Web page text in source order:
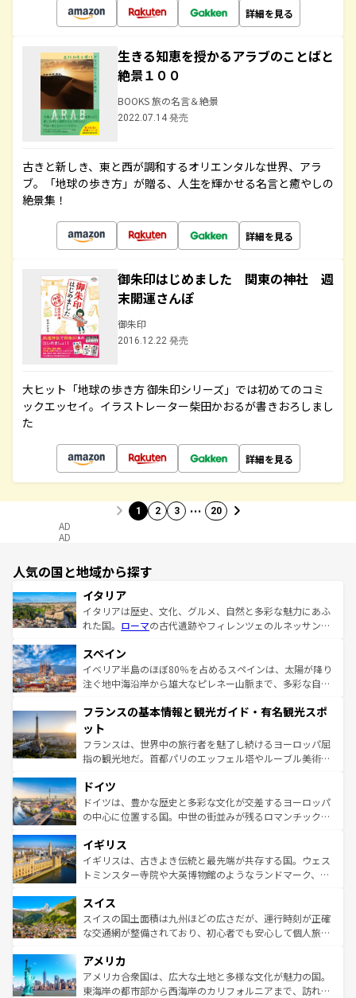
詳細を見る
生きる知恵を授かるアラブのことばと
絶景１００
BOOKS 旅の名言＆絶景
2022.07.14 発売
古きと新しき、東と西が調和するオリエンタルな世界、アラ
ブ。「地球の歩き方」が贈る、人生を輝かせる名言と癒やしの
絶景集！
詳細を見る
御朱印はじめました 関東の神社 週
末開運さんぽ
御朱印
2016.12.22 発売
大ヒット「地球の歩き方 御朱印シリーズ」では初めてのコミ
ックエッセイ。イラストレーター柴田かおるが書きおろしまし
た
詳細を見る
1 2 3 … 20
AD
AD
人気の国と地域から探す
イタリア
イタリアは歴史、文化、グルメ、自然と多彩な魅力にあふ
れた国。 ローマの古代遺跡やフィレンツェのルネッサンス
ろん、トスカーナの美しい田園風景やアマルフィ海岸の絶
景など、自然景観も見逃せない。観光の合間には、本場の
ピザやパスタなど、絶品のイタリア料理を堪能することも
ませてくれるイタリアで、忘れられない旅をしてみよう！
なお、新着のイタリア情報は
しい。
スペイン
イベリア半島のほぼ80％を占めるスペインは、太陽が降り
注ぐ地中海沿岸から雄大なピレネー山脈まで、多彩な自然
文化が根付くこの国では、情熱的なフラメンコ、熱気あふ
れる闘牛、そして美味しいタパスが生活の一部となってい
る。首都マドリードの洗練された雰囲気や、バルセロナの
アートに溢れた街角から、地方では古代ローマ遺跡や中世
せる。地方によって風土や気候が異なるスペインはその個
性で訪れる人を魅了する。 なお、新着のスペイン情報は コ
ンテンツ一覧を参照してほしい。
フランスの基本情報と観光ガイド・有名観光スポ
ット
フランスは、世界中の旅行者を魅了し続けるヨーロッパ屈
指の観光地だ。首都パリのエッフェル塔やルーブル美術館
で、幅広い魅力が詰まっている。華麗な宮殿、歴史的な大
聖堂、美しいビーチ、そして豊かな自然が、訪れる者を心
から魅了する。また、フランスは美食の国としても知ら
いる。シャンパンの発祥地であるランス、プロヴァンスの
香り高いラベンダー畑など、多彩な楽しみ方が可能だ。さ
らに、パリ以外の地域にも魅力が溢れており、どの街角に
れる地方に足を運ぶとそれぞれで全く異なる文化を体験で
きるだろう。 なお、新着のフランス情報はコンテンツ一覧
を参照してほしい。
ドイツ
ドイツは、豊かな歴史と多彩な文化が交差するヨーロッパ
の中心に位置する国。中世の街並みが残るロマンチック街
顔を持つこの国は、どこを歩いても飽きることがない。ベ
ルリンの文化的活気、バイエルン州のアルプスの絶景、そ
してライン川沿いのワイン畑といった風景は必見。ビール
は、お酒好きな人にはぜひ体験してほしい。 なお、新着の
ドイツ情報はコンテンツ一覧を参照してほしい。
イギリス
イギリスは、古きよき伝統と最先端が共存する国。ウェス
トミンスター寺院や大英博物館のようなランドマーク、歴
リアごとに異なる魅力がある。また、優雅なアフタヌーン
ティー、ビール好きにはたまらない英国パブ、サッカー観
戦など、本場だからこそできる体験も豊富。イギリスを旅
ンツ一覧を参照してほしい。
スイス
スイスの国土面積は九州ほどの広さだが、運行時刻が正確
な交通網が整備されており、初心者でも安心して個人旅行
の建物がそのまま残る町や、スイスならではのユニークな
博物館もあり、アルプス観光だけでなく町歩きも満喫する
ことができる。国民の所得が高いため物価も高いが、旅行
アメリカ
アメリカ合衆国は、広大な土地と多様な文化が魅力の国。
東海岸の都市部から西海岸のカリフォルニアまで、訪れる